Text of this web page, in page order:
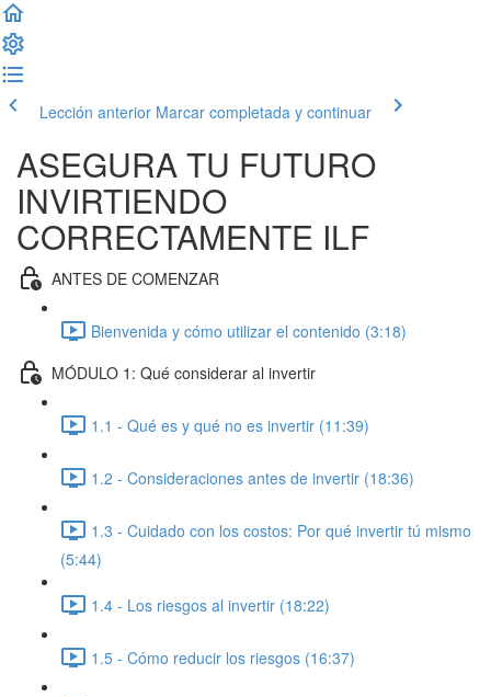
Lección anterior Marcar completada y continuar
ASEGURA TU FUTURO
INVIRTIENDO
CORRECTAMENTE ILF
ANTES DE COMENZAR
Bienvenida y cómo utilizar el contenido (3:18)
MÓDULO 1: Qué considerar al invertir
1.1 - Qué es y qué no es invertir (11:39)
1.2 - Consideraciones antes de invertir (18:36)
1.3 - Cuidado con los costos: Por qué invertir tú mismo
(5:44)
1.4 - Los riesgos al invertir (18:22)
1.5 - Cómo reducir los riesgos (16:37)